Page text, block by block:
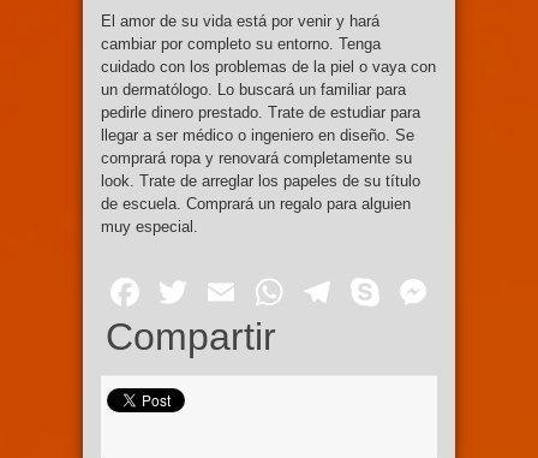
El amor de su vida está por venir y hará
cambiar por completo su entorno. Tenga
cuidado con los problemas de la piel o vaya con
un dermatólogo. Lo buscará un familiar para
pedirle dinero prestado. Trate de estudiar para
llegar a ser médico o ingeniero en diseño. Se
comprará ropa y renovará completamente su
look. Trate de arreglar los papeles de su título
de escuela. Comprará un regalo para alguien
muy especial.
Facebook
Twitter
EmailWhatsApp
Telegram
Skype
Compartir